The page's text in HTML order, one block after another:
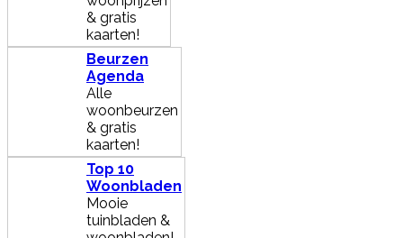
& gratis
kaarten!
Beurzen
Agenda
Alle
woonbeurzen
& gratis
kaarten!
Top 10
Woonbladen
Mooie
tuinbladen &